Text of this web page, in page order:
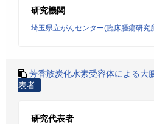
研究機関
埼玉県立がんセンター(臨床腫瘍研究
芳香族炭化水素受容体による大
表者
研究代表者